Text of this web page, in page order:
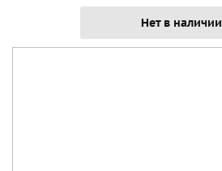
Нет в наличии